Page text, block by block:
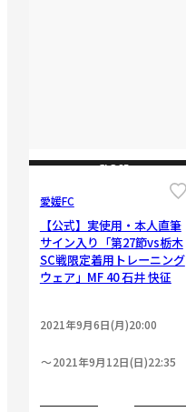
CLOSE
愛媛FC
【公式】実使用・本人直筆
サイン入り「第27節vs栃木
SC戦限定着用トレーニング
ウェア」MF 40 石井 快征
2021年9月6日(月)20:00
2021年9月12日(日)22:35